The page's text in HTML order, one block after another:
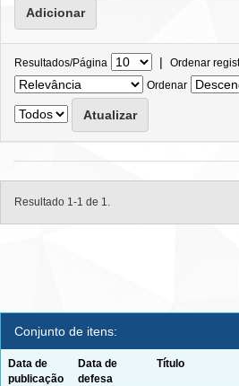
Resultados/Página | Ordenar
Ordenar
Resultado 1-1 de 1.
Conjunto de itens:
Data de
publicação
Data de
defesa
Título